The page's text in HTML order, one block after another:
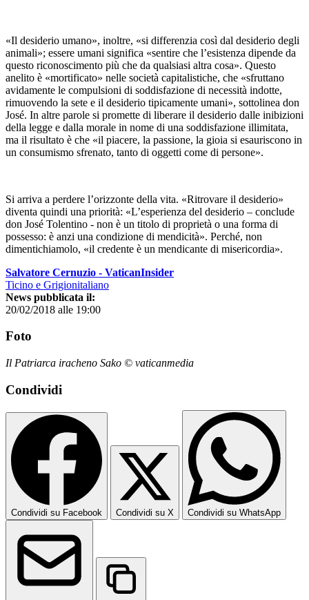
«Il desiderio umano», inoltre, «si differenzia così dal desiderio degli
animali»; essere umani significa «sentire che l’esistenza dipende da
questo riconoscimento più che da qualsiasi altra cosa». Questo
anelito è «mortificato» nelle società capitalistiche, che «sfruttano
avidamente le compulsioni di soddisfazione di necessità indotte,
rimuovendo la sete e il desiderio tipicamente umani», sottolinea don
José. In altre parole si promette di liberare il desiderio dalle inibizioni
della legge e dalla morale in nome di una soddisfazione illimitata,
ma il risultato è che «il piacere, la passione, la gioia si esauriscono in
un consumismo sfrenato, tanto di oggetti come di persone».
Si arriva a perdere l’orizzonte della vita. «Ritrovare il desiderio»
diventa quindi una priorità: «L’esperienza del desiderio – conclude
don José Tolentino - non è un titolo di proprietà o una forma di
possesso: è anzi una condizione di mendicità». Perché, non
dimentichiamolo, «il credente è un mendicante di misericordia».
Salvatore Cernuzio - VaticanInsider
Ticino e Grigionitaliano
News pubblicata il:
20/02/2018 alle 19:00
Foto
Il Patriarca iracheno Sako © vaticanmedia
Condividi
Condividi su Facebook Condividi su X Condividi su WhatsApp